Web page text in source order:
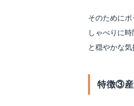
そのために
しゃべりに
と穏やかな気
特徴③